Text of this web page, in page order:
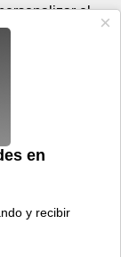
Ordenar por pertinencia
Conectar
el
de medios
compartimos
con nuestros
y de análisis